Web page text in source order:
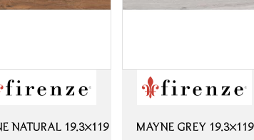
NATURAL 19.3×119 MAYNE GREY 19.3×119